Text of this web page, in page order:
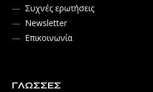
Συχνές ερωτήσεις
Newsletter
Επικοινωνία
ΓΛΏΣΣΕΣ